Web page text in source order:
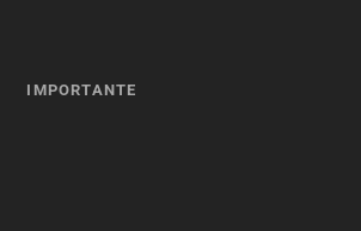
IMPORTANTE